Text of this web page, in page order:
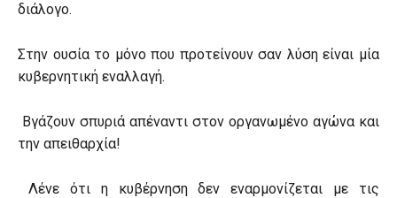
διάλογο.
Στην ουσία το μόνο που προτείνουν σαν λύση είναι μία
κυβερνητική εναλλαγή.
Βγάζουν σπυριά απέναντι στον οργανωμένο αγώνα και
την απειθαρχία!
Λένε ότι η κυβέρνηση δεν εναρμονίζεται με τις